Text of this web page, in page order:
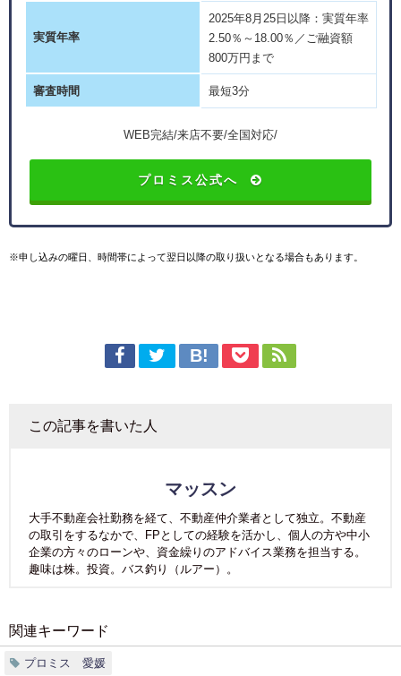
実質年率
2025年8月25日以降：実質年率
2.50％～18.00％／ご融資額
800万円まで
審査時間 最短3分
WEB完結/来店不要/全国対応/
プロミス公式へ
※申し込みの曜日、時間帯によって翌日以降の取り扱いとなる場合もあります。
この記事を書いた人
マッスン
大手不動産会社勤務を経て、不動産仲介業者として独立。不動産
の取引をするなかで、FPとしての経験を活かし、個人の方や中小
企業の方々のローンや、資金繰りのアドバイス業務を担当する。
趣味は株。投資。バス釣り（ルアー）。
関連キーワード
プロミス 愛媛